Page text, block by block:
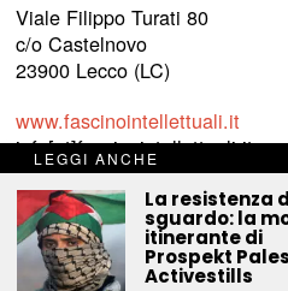
Viale Filippo Turati 80
c/o Castelnovo
23900 Lecco (LC)
www.fascinointellettuali.it
info[at]fascinointellettuali.it
Per segnalare eventuali errori
riservato,scriveteci e
rimozione del materiale lesivo
LEGGI ANCHE
La resistenza
sguardo: la
itinerante di
Prospekt
Activestills